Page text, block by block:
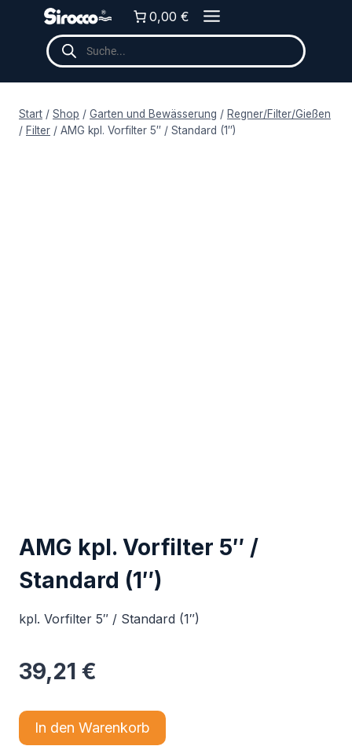
springen
0,00 €
Products
search
Start / Shop / Garten und Bewässerung / Regner/Filter/Gießen
/ Filter / AMG kpl. Vorfilter 5″ / Standard (1″)
AMG kpl. Vorfilter 5″ /
Standard (1″)
kpl. Vorfilter 5″ / Standard (1″)
39,21 €
In den Warenkorb